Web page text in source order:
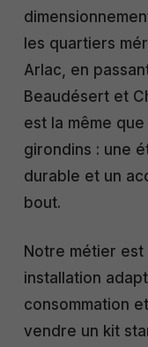
les quartiers
Arlac, en
Beaudésert et
est la même
girondins : une
durable et un
bout.
Notre métier
installation
consommation
vendre un kit